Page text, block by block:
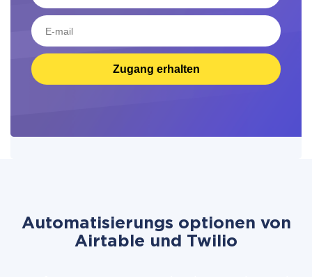
Zugang erhalten
Automatisierungs optionen von
Airtable und Twilio